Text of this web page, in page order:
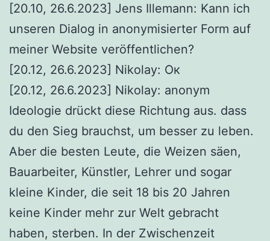
[20.10, 26.6.2023] Jens Illemann: Kann ich
unseren Dialog in anonymisierter Form auf
meiner Website veröffentlichen?
[20.12, 26.6.2023] Nikolay: Ок
[20.12, 26.6.2023] Nikolay: anonym
Ideologie drückt diese Richtung aus. dass
du den Sieg brauchst, um besser zu leben.
Aber die besten Leute, die Weizen säen,
Bauarbeiter, Künstler, Lehrer und sogar
kleine Kinder, die seit 18 bis 20 Jahren
keine Kinder mehr zur Welt gebracht
haben, sterben. In der Zwischenzeit